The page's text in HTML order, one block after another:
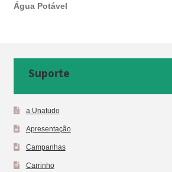
Água Potável
Suporte
a Unatudo
Apresentação
Campanhas
Carrinho